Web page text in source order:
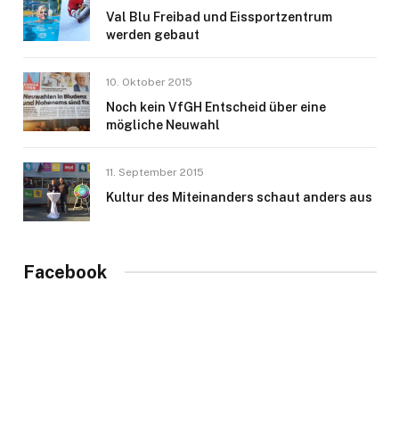
Val Blu Freibad und Eissportzentrum
werden gebaut
10. Oktober 2015
Noch kein VfGH Entscheid über eine
mögliche Neuwahl
11. September 2015
Kultur des Miteinanders schaut anders aus
Facebook